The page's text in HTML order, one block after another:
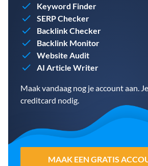
Keyword Finder
SERP Checker
Backlink Checker
Backlink Monitor
Website Audit
AI Article Writer
Maak vandaag nog je account aan.
creditcard nodig.
MAAK EEN GRATIS